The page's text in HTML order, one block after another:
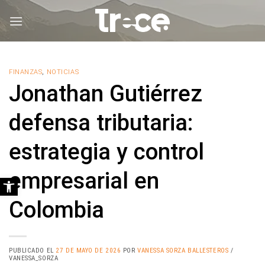
FINANZAS, NOTICIAS
Jonathan Gutiérrez
defensa tributaria:
estrategia y control
empresarial en
Colombia
PUBLICADO EL 27 DE MAYO DE 2026 PORVANESSA SORZA BALLESTEROS /
VANESSA_SORZA
Abrir barra de herramientas